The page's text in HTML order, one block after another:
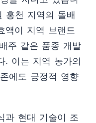
홍천 지역의 돌배
액이 지역 브랜드
주 같은 품종 개발
. 이는 지역 농가의
에도 긍정적 영향
과 현대 기술이 조